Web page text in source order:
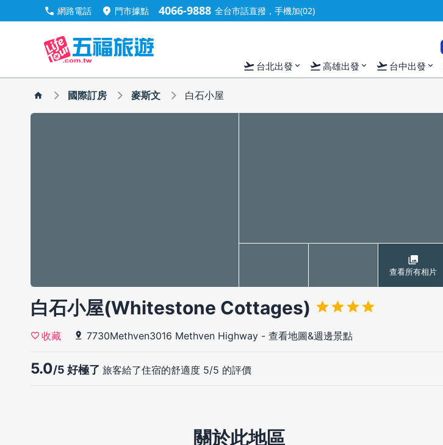
call 網路電話 location_on 門市據點 4066-9888 全台市話直撥，手機加(02)
flight_takeoff 台北出發 expand_more flight_takeoff高雄出發 expand_more flight_takeoff 台中出發 expand_more
國際訂房 麥斯文 白石小屋
查看所有相片
白石小屋(Whitestone Cottages)
收藏 7730Methven3016 Methven Highway - 查看地圖&週邊景點
5.0/5 好極了 旅客給了住宿的舒適度 5/5 的評價
關於此地區